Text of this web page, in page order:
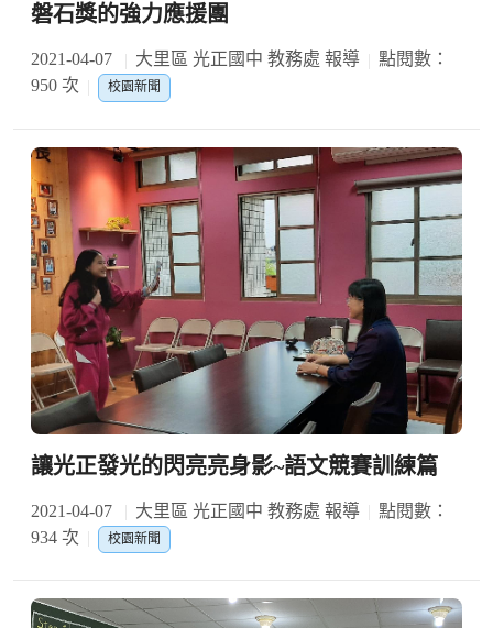
磐石獎的強力應援團
2021-04-07 大里區 光正國中 教務處 報導
點閱數：
950 次
校園新聞
讓光正發光的閃亮亮身影~語文競賽訓練篇
2021-04-07 大里區 光正國中 教務處 報導
點閱數：
934 次
校園新聞